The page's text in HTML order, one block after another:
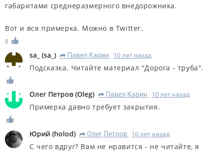
габаритами среднеразмерного внедорожника.
Вот и вся примерка. Можно в Twitter.
8
sa_ (sa_ ) R Павел Карин 10 лет назад
Подсказка. Читайте материал "Дорога - труба".
Олег Петров (Oleg) R Павел Карин 10 лет назад
Примерка давно требует закрытия.
Юрий (holod) R Олег Петров 10 лет назад
С чего вдруг? Вам не нравится - не читайте, я